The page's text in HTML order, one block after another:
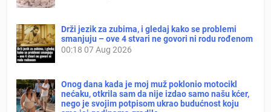
Drži jezik za zubima, i gledaj kako se problemi
smanjuju – ove 4 stvari ne govori ni rodu rođenom
00:18 07 Aug 2026
Onog dana kada je moj muž poklonio motocikl
nećaku, otkrila sam da nije izdao samo našu kćer,
nego je svojim potpisom ukrao budućnost koju